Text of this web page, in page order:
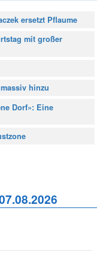
ersetzt Pflaume
mit großer
hinzu
Dorf»: Eine